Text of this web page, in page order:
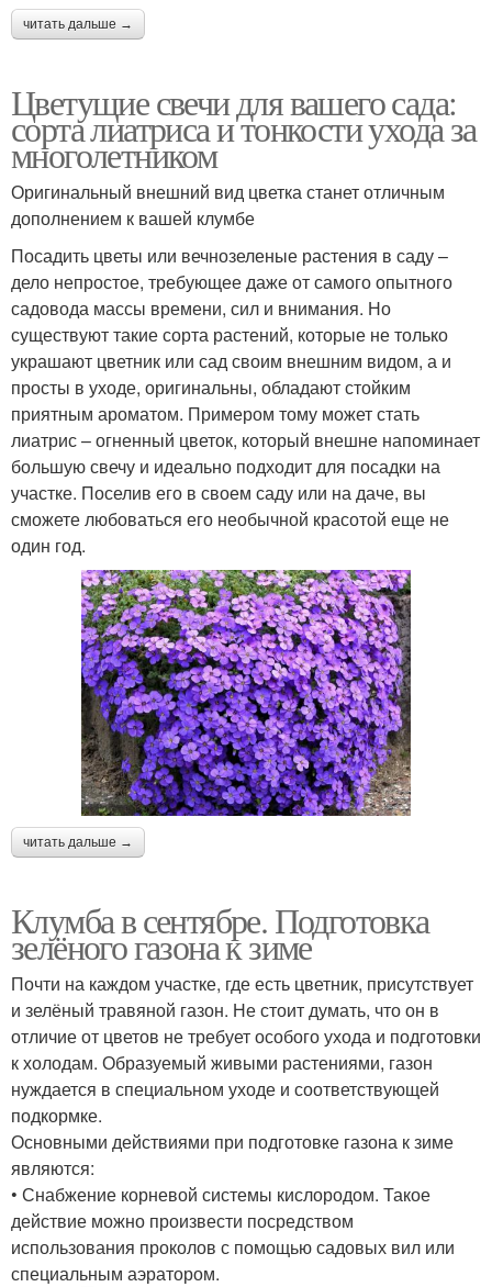
читать дальше →
Цветущие свечи для вашего сада:
сорта лиатриса и тонкости ухода за
многолетником
Оригинальный внешний вид цветка станет отличным
дополнением к вашей клумбе
Посадить цветы или вечнозеленые растения в саду –
дело непростое, требующее даже от самого опытного
садовода массы времени, сил и внимания. Но
существуют такие сорта растений, которые не только
украшают цветник или сад своим внешним видом, а и
просты в уходе, оригинальны, обладают стойким
приятным ароматом. Примером тому может стать
лиатрис – огненный цветок, который внешне напоминает
большую свечу и идеально подходит для посадки на
участке. Поселив его в своем саду или на даче, вы
сможете любоваться его необычной красотой еще не
один год.
читать дальше →
Клумба в сентябре. Подготовка
зелёного газона к зиме
Почти на каждом участке, где есть цветник, присутствует
и зелёный травяной газон. Не стоит думать, что он в
отличие от цветов не требует особого ухода и подготовки
к холодам. Образуемый живыми растениями, газон
нуждается в специальном уходе и соответствующей
подкормке.
Основными действиями при подготовке газона к зиме
являются:
• Снабжение корневой системы кислородом. Такое
действие можно произвести посредством
использования проколов с помощью садовых вил или
специальным аэратором.